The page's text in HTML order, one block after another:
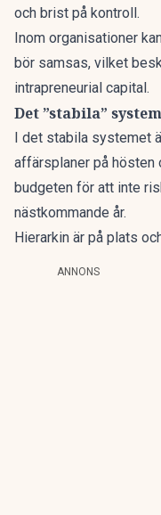
och brist på kontroll.
Inom organisationer
bör samsas, vilket
intrapreneurial capital.
Det ”stabila”
I det stabila systemet
affärsplaner på hösten
budgeten för att inte
nästkommande år.
Hierarkin är på plats
ANNONS